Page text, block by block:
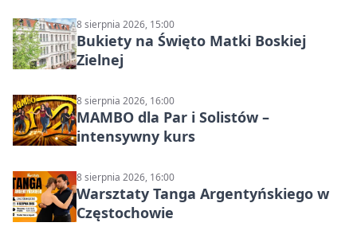
8 sierpnia 2026, 15:00
Bukiety na Święto Matki Boskiej
Zielnej
8 sierpnia 2026, 16:00
MAMBO dla Par i Solistów –
intensywny kurs
8 sierpnia 2026, 16:00
Warsztaty Tanga Argentyńskiego w
Częstochowie